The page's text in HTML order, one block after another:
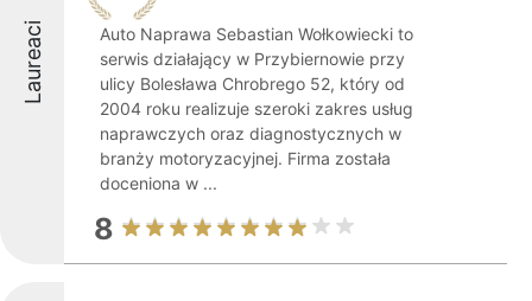
Laureaci
Auto Naprawa Sebastian Wołkowiecki to
serwis działający w Przybiernowie przy
ulicy Bolesława Chrobrego 52, który od
2004 roku realizuje szeroki zakres usług
naprawczych oraz diagnostycznych w
branży motoryzacyjnej. Firma została
doceniona w ...
8